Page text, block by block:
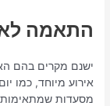
התאמה
ישנם מקרים בהם
אירוע מיוחד, כמו
מסעדות שמתאימות